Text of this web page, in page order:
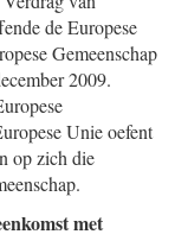
de Europese
Gemeenschap
2009.
Unie oefent
op zich die
met